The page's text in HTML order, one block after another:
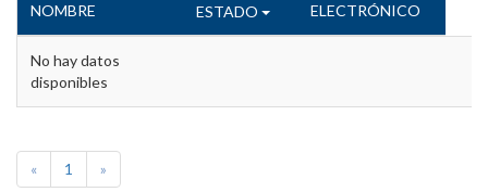
NOMBRE ESTADO
ELECTRÓNICO
No hay datos
disponibles
« 1 »